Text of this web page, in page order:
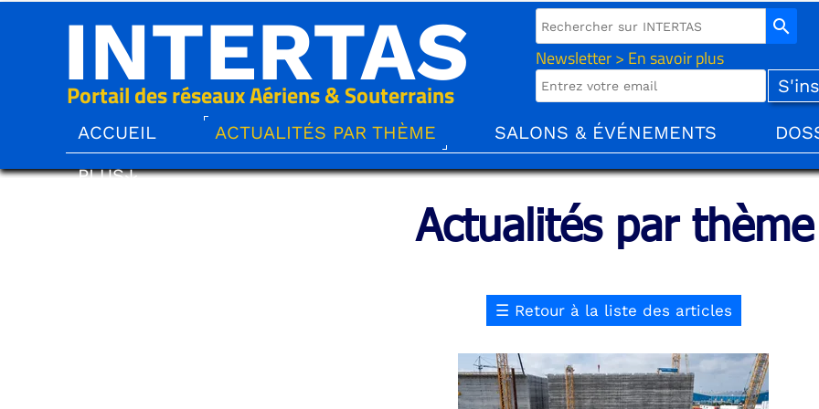
INTERTAS
Portail des réseaux Aériens & Souterrains
Newsletter > En savoir plus
search
ACCUEIL ACTUALITÉS PAR THÈME SALONS & ÉVÉNEMENTS
PLUS↓
Actualités par thème
☰ Retour à la liste des articles